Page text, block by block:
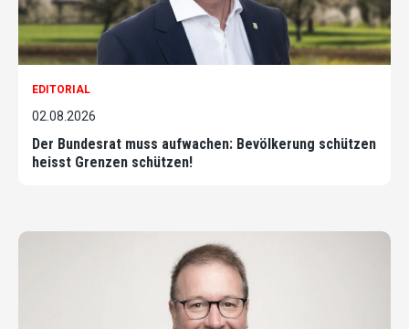
EDITORIAL
02.08.2026
Der Bundesrat muss aufwachen: Bevölkerung schützen
heisst Grenzen schützen!